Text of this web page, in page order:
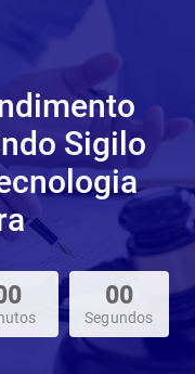
Sigilo
00
Segundos